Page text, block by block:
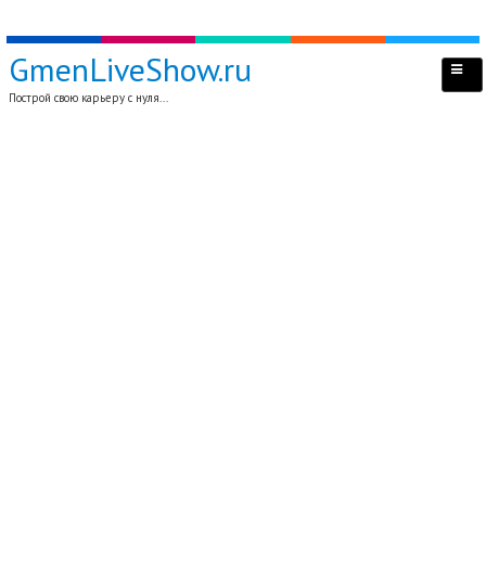
GmenLiveShow.ru
Построй свою карьеру с нуля...